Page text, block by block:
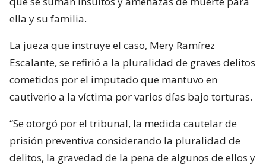
ella y su familia.
La jueza que instruye el caso, Mery Ramírez
Escalante, se refirió a la pluralidad de graves delitos
cometidos por el imputado que mantuvo en
cautiverio a la víctima por varios días bajo torturas.
“Se otorgó por el tribunal, la medida cautelar de
prisión preventiva considerando la pluralidad de
delitos, la gravedad de la pena de algunos de ellos y